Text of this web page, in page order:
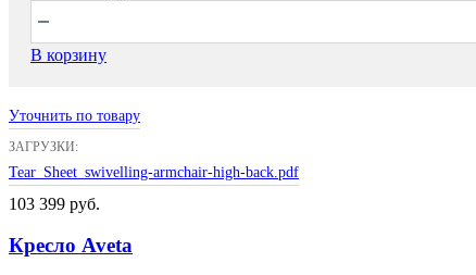
В корзину
Уточнить по товару
ЗАГРУЗКИ:
Tear_Sheet_swivelling-armchair-high-back.pdf
103 399 руб.
Кресло Aveta